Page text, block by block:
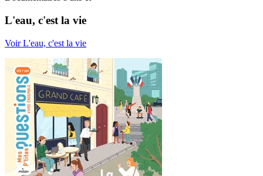
L'eau, c'est la vie
Voir L'eau, c'est la vie